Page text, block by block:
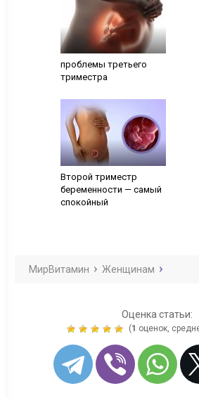
проблемы третьего
триместра
Второй триместр
беременности — самый
спокойный
МирВитамин Женщинам
Оценка статьи:
(1 оценок,